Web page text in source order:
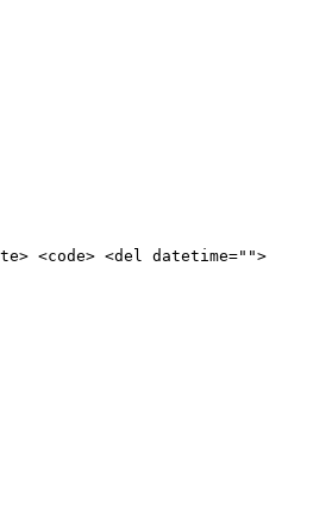
<code> <del datetime="">